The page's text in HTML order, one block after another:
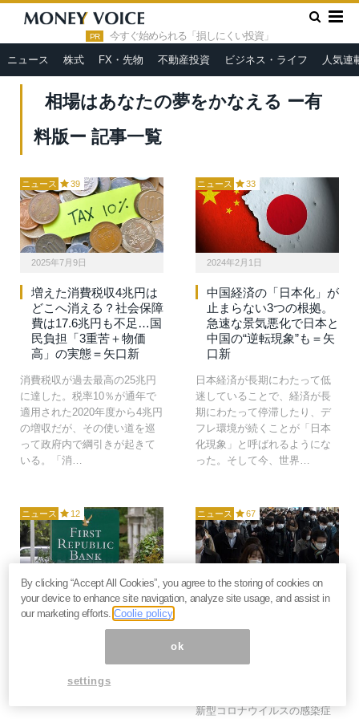
PR 今すぐ始められる「損しにくい投資」
ニュース 株式 FX・先物 不動産投資 ビジネス・ライフ 人気連
HOME » 相場はあなたの夢をかなえる ー有料版ー
相場はあなたの夢をかなえる ー有
料版ー 記事一覧
ニュース 39
2025年7月9日
増えた消費税収4兆円は
どこへ消える？社会保障
費は17.6兆円も不足…国
民負担「3重苦＋物価
高」の実態＝矢口新
消費税収が過去最高の25兆円
に達した。税率10％が通年で
適用された2020年度から4兆円
の増収だが、その使い道を巡
って政府内で綱引きが起きて
いる。「消…
ニュース 33
2024年2月1日
中国経済の「日本化」が
止まらない3つの根拠。
急速な景気悪化で日本と
中国の“逆転現象”も＝矢
口新
日本経済が長期にわたって低
迷していることで、経済が長
期にわたって停滞したり、デ
フレ環境が続くことが「日本
化現象」と呼ばれるようにな
った。そして今、世界…
ニュース 12
2023年5月11日
相次ぐ米銀行破綻、次は
ぎ」から個人投資家が学
ぶべき5つの教訓＝矢口
ニュース 67
2023年2月4日
己責任”、危険性に変わ
新型コロナウイルスの感染症
By clicking “Accept All Cookies”, you agree to the storing of cookies on
your device to enhance site navigation, analyze site usage, and assist in
our marketing efforts.Coolie policy
ok
settings